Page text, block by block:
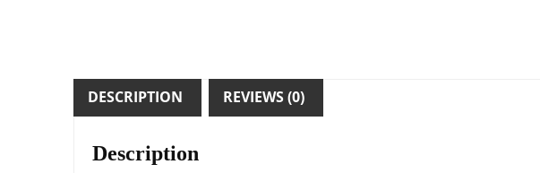
DESCRIPTION REVIEWS (0)
Description